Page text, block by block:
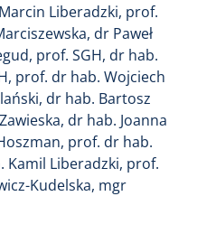
Liberadzki, prof.
dr Paweł
prof. SGH, dr hab.
prof. dr hab. Wojciech
dr hab. Bartosz
dr hab. Joanna
prof. dr hab.
Kamil Liberadzki, prof.
Kudelska, mgr